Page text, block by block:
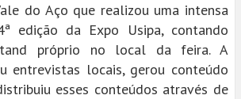
do Aço que realizou uma intensa
edição da Expo Usipa, contando
próprio no local da feira. A
entrevistas locais, gerou conteúdo
esses conteúdos através de